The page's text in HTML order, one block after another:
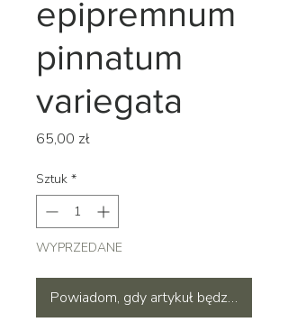
epipremnum
pinnatum
variegata
65,00 złCena
Sztuk *
WYPRZEDANE
Powiadom, gdy artykuł będzie